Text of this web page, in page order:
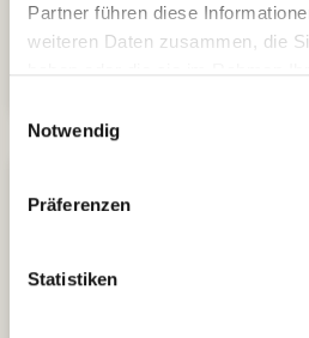
Partner führen diese
weiteren Daten zusammen, die
Notwendig
Präferenzen
Statistiken
ab389 €